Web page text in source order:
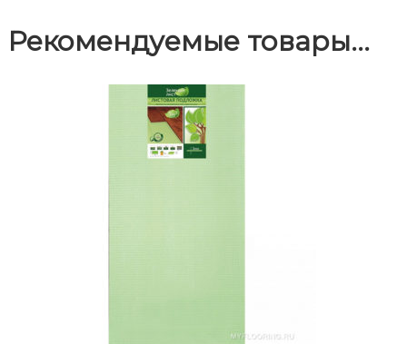
Рекомендуемые товары...